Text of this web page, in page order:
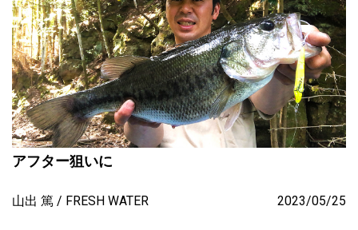
アフター狙いに
山出 篤 FRESH WATER 2023/05/25